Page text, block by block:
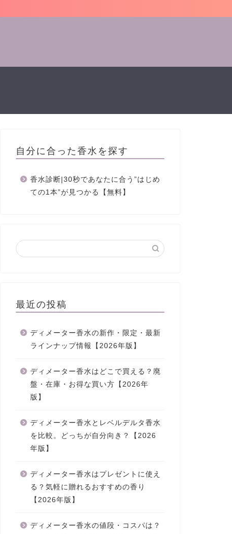
自分に合った香水を探す
香水診断|30秒であなたに合う”はじめ
ての1本”が見つかる【無料】
最近の投稿
ディメーター香水の新作・限定・最新
ラインナップ情報【2026年版】
ディメーター香水はどこで買える？廃
盤・在庫・お得な買い方【2026年
版】
ディメーター香水とレベルデルタ香水
を比較。どっちが自分向き？【2026
年版】
ディメーター香水はプレゼントに使え
る？気軽に贈れるおすすめの香り
【2026年版】
ディメーター香水の値段・コスパは？